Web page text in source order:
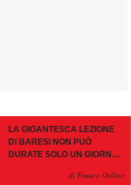
LA GIGANTESCA LEZIONE
DI BARESI NON PUÒ
DURATE SOLO UN GIORNO.
CONTROMOSSEdi Franco Ordine